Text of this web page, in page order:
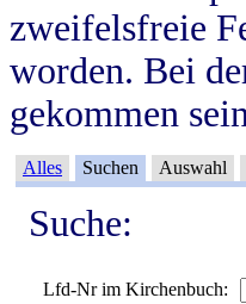
zweifelsfreie
worden. Bei
gekommen
Alles Suchen Auswahl
Suche:
Lfd-Nr im Kirchenbuch: